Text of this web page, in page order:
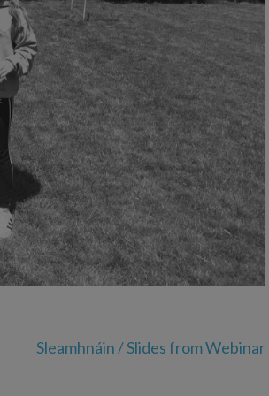
Sleamhnáin / Slides from Webinar